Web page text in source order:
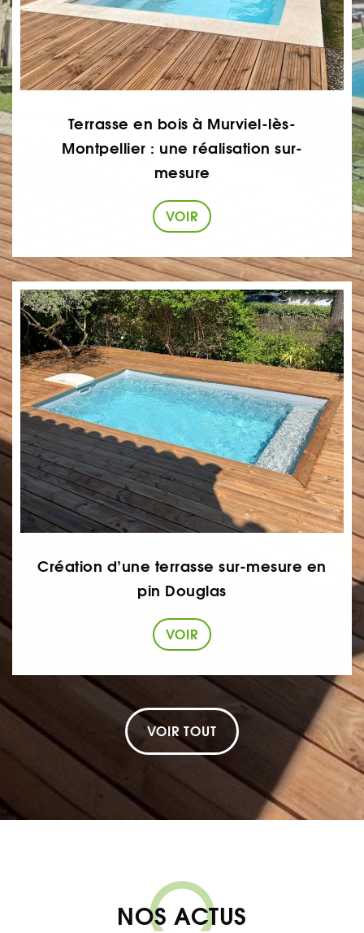
Terrasse en bois à Murviel-lès-
Montpellier : une réalisation sur-
mesure
VOIR
Création d’une terrasse sur-mesure en
pin Douglas
VOIR
VOIR TOUT
NOS ACTUS